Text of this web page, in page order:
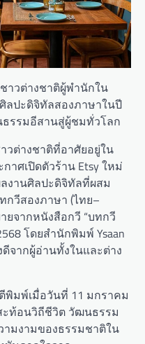
าวต่างชาติผู้พำนักใน
ลปะดิจิทัลสองภาษาในปี
รรมอีสานสู่ผู้ชมทั่วโลก
วต่างชาติที่อาศัยอยู่ใน
าศเปิดตัวร้าน Etsy ใหม่
ลงานศิลปะดิจิทัลที่ผสม
กวีสองภาษา (ไทย–
ยจากหนังสือกวี “บทกวี
โดยสำนักพิมพ์ Ysaan
จากผู้อ่านทั้งในและต่าง
พิมพ์เมื่อวันที่ 11 มกราคม
ะท้อนวิถีชีวิต วัฒนธรรม
มงามของธรรมชาติใน